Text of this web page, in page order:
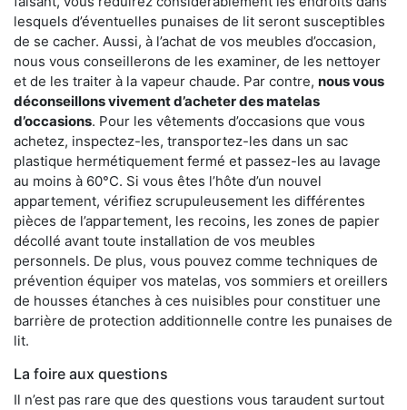
lesquels d’éventuelles punaises de lit seront susceptibles
de se cacher. Aussi, à l’achat de vos meubles d’occasion,
nous vous conseillerons de les examiner, de les nettoyer
et de les traiter à la vapeur chaude. Par contre, nous vous
déconseillons vivement d’acheter des matelas
d’occasions. Pour les vêtements d’occasions que vous
achetez, inspectez-les, transportez-les dans un sac
plastique hermétiquement fermé et passez-les au lavage
au moins à 60°C. Si vous êtes l’hôte d’un nouvel
appartement, vérifiez scrupuleusement les différentes
pièces de l’appartement, les recoins, les zones de papier
décollé avant toute installation de vos meubles
personnels. De plus, vous pouvez comme techniques de
prévention équiper vos matelas, vos sommiers et oreillers
de housses étanches à ces nuisibles pour constituer une
barrière de protection additionnelle contre les punaises de
lit.
La foire aux questions
Il n’est pas rare que des questions vous taraudent surtout